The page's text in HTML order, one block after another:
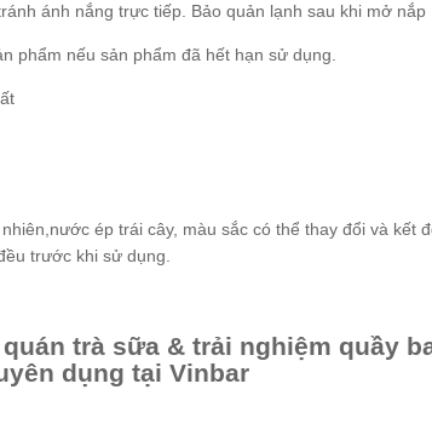
ánh nắng trực tiếp. Bảo quản lạnh sau khi mở nắp
phẩm nếu sản phẩm đã hết hạn sử dụng.
ép trái cây, màu sắc có thể thay đổi và kết
trước khi sử dụng.
trà sữa & trải nghiệm quầy
dụng tại Vinbar